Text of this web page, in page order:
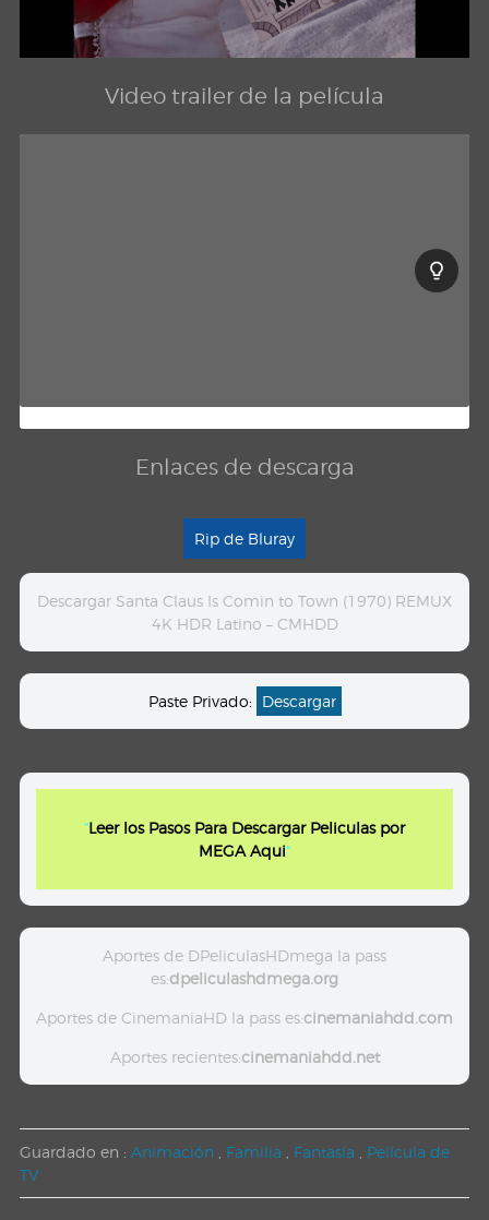
Video trailer de la película
Enlaces de descarga
Rip de Bluray
Descargar Santa Claus Is Comin to Town (1970) REMUX
4K HDR Latino – CMHDD
Paste Privado: Descargar
"Leer los Pasos Para Descargar Peliculas por
MEGA Aqui"
Aportes de DPeliculasHDmega la pass
es:dpeliculashdmega.org
Aportes de CinemaniaHD la pass es:cinemaniahdd.com
Aportes recientes:cinemaniahdd.net
Guardado en : Animación Familia Fantasía
Película de
TV